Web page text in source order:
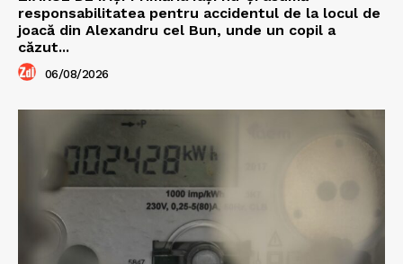
responsabilitatea pentru accidentul de la locul de
joacă din Alexandru cel Bun, unde un copil a
căzut...
06/08/2026